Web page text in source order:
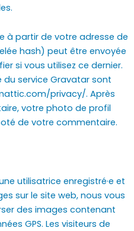
à partir de votre adresse de
hash) peut être envoyée
si vous utilisez ce dernier.
du service Gravatar sont
privacy/. Après
votre photo de profil
de votre commentaire.
utilisatrice enregistré·e et
sur le site web, nous vous
des images contenant
GPS. Les visiteurs de